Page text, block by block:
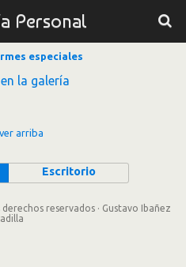
Personal
especiales
la galería
arriba
Escritorio
reservados · Gustavo Ibañez